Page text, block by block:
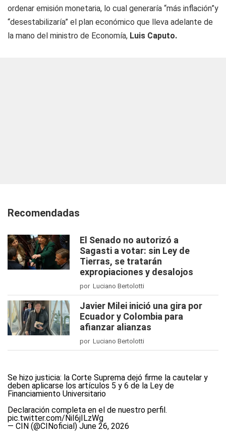
ordenar emisión monetaria, lo cual generaría “más inflación”y
“desestabilizaría” el plan económico que lleva adelante de
la mano del ministro de Economía, Luis Caputo.
Recomendadas
El Senado no autorizó a
Sagasti a votar: sin Ley de
Tierras, se tratarán
expropiaciones y desalojos
por Luciano Bertolotti
Javier Milei inició una gira por
Ecuador y Colombia para
afianzar alianzas
por Luciano Bertolotti
Se hizo justicia: la Corte Suprema dejó firme la cautelar y
deben aplicarse los artículos 5 y 6 de la Ley de
Financiamiento Universitario
Declaración completa en el de nuestro perfil.
pic.twitter.com/NiI6jILzWg
— CIN (@CINoficial) June 26, 2026